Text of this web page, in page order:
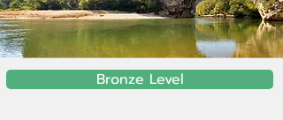
Bronze Level